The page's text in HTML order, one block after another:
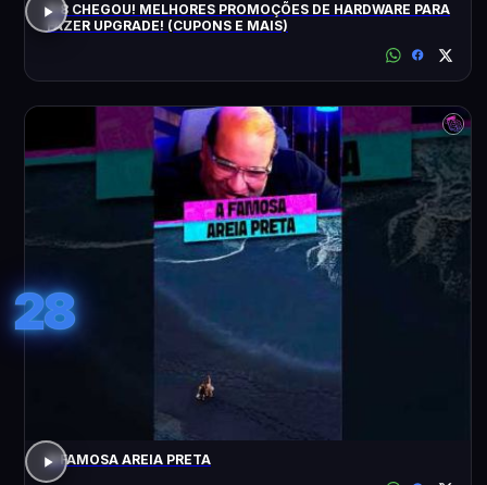
8.8 CHEGOU! MELHORES PROMOÇÕES DE HARDWARE PARA
FAZER UPGRADE! (CUPONS E MAIS)
28
A FAMOSA AREIA PRETA